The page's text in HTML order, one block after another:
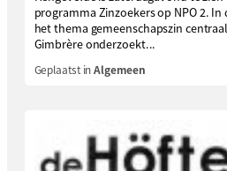
programma Zinzoekers op NPO 2.
het thema gemeenschapszin
Gimbrère onderzoekt...
Geplaatst inAlgemeen